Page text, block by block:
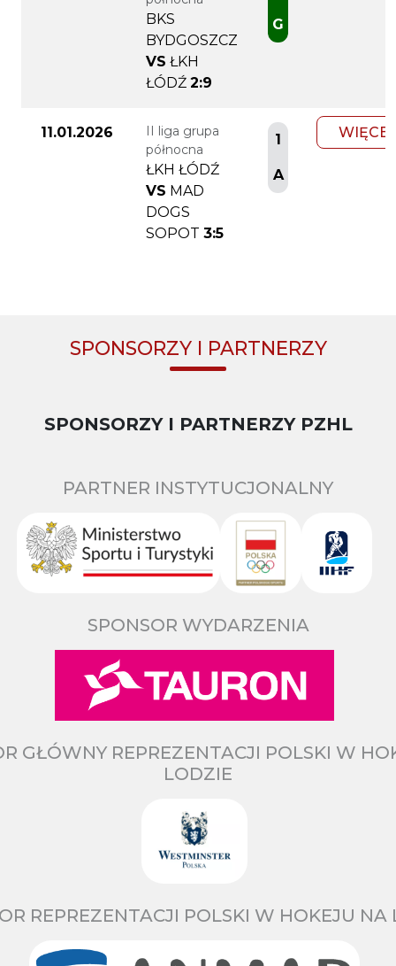
BKS
BYDGOSZCZ
VS ŁKH
ŁÓDŹ 2:9
G
11.01.2026
II liga grupa
północna
ŁKH ŁÓDŹ
VS MAD
DOGS
SOPOT 3:5
1
A
WIĘCEJ
SPONSORZY I PARTNERZY
SPONSORZY I PARTNERZY PZHL
PARTNER INSTYTUCJONALNY
SPONSOR WYDARZENIA
GŁÓWNY REPREZENTACJI POLSKI W
LODZIE
REPREZENTACJI POLSKI W HOKEJU NA